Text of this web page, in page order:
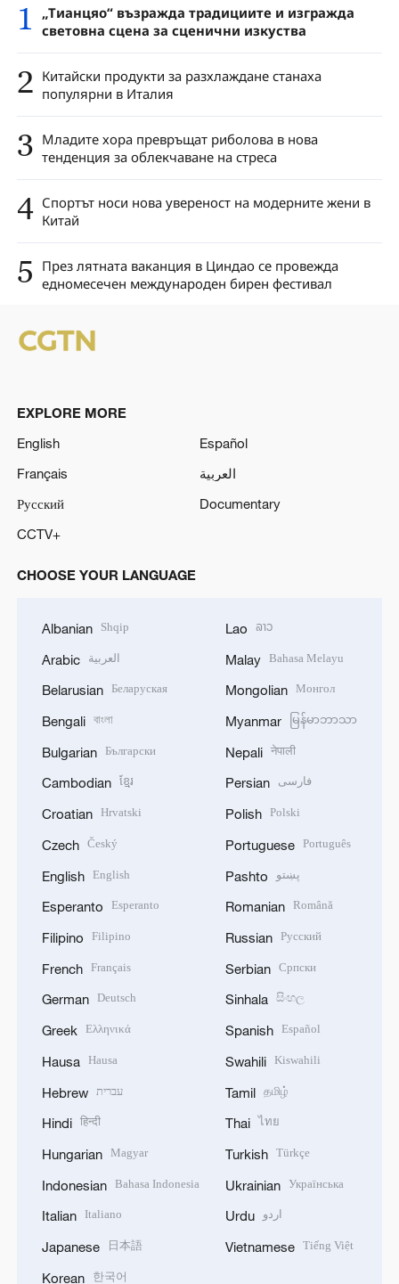
1
„Тианцяо“ възражда традициите и изгражда
световна сцена за сценични изкуства
2 Китайски продукти за разхлаждане станаха
популярни в Италия
3 Младите хора превръщат риболова в нова
тенденция за облекчаване на стреса
4 Спортът носи нова увереност на модерните жени в
Китай
5 През лятната ваканция в Циндао се провежда
едномесечен международен бирен фестивал
EXPLORE MORE
English
Español
Français
العربية
Русский
Documentary
CCTV+
CHOOSE YOUR LANGUAGE
Albanian Shqip
Arabic العربية
Belarusian Беларуская
Bengali বাংলা
Bulgarian Български
Cambodian ខ្មែរ
Croatian Hrvatski
Czech Český
English English
Esperanto Esperanto
Filipino Filipino
French Français
German Deutsch
Greek Ελληνικά
Hausa Hausa
Hebrew עברית
Hindi हिन्दी
Hungarian Magyar
Indonesian Bahasa Indonesia
Italian Italiano
Japanese 日本語
Korean 한국어
Lao ລາວ
Malay Bahasa Melayu
Mongolian Монгол
Myanmar မြန်မာဘာသာ
Nepali नेपाली
Persian فارسی
Polish Polski
Portuguese Português
Pashto پښتو
Romanian Română
Russian Русский
Serbian Српски
Sinhala සිංහල
Spanish Español
Swahili Kiswahili
Tamil தமிழ்
Thai ไทย
Turkish Türkçe
Ukrainian Українська
Urdu اردو
Vietnamese Tiếng Việt